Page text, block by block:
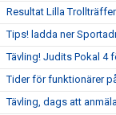
Resultat Lilla
Tips! ladda ner
Tävling! Judits Pokal 4
Tider för funktionärer
Tävling, dags att